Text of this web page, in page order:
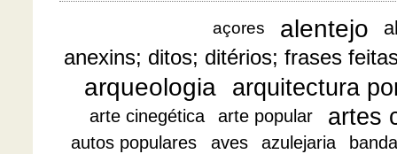
açores alentejo
anexins; ditos; ditérios; frases
arqueologia arquitectura
arte cinegética arte popular artes
autos populares aves azulejaria